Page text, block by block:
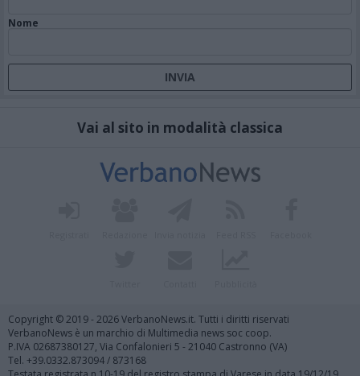
Nome
Vai al sito in modalità classica
Copyright © 2019 - 2026 VerbanoNews.it. Tutti i diritti riservati
VerbanoNews è un marchio di Multimedia news soc coop.
P.IVA 02687380127, Via Confalonieri 5 - 21040 Castronno (VA)
Tel. +39.0332.873094 / 873168